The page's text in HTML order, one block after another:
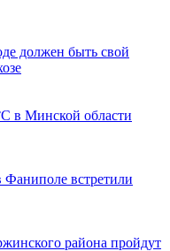
должен быть свой
в Минской области
Фаниполе встретили
района пройдут